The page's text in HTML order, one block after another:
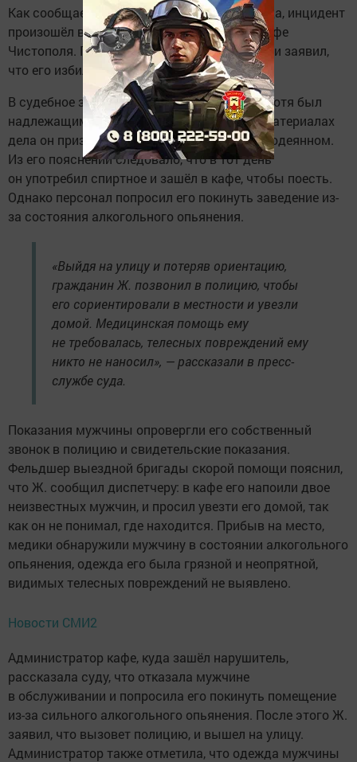
Как сообщает пресс-служба городского суда, инцидент
произошёл вечером 13 марта в одном из кафе
Чистополя. Гражданин Ж. вызвал полицию и заявил,
что его избила охрана заведения.
В судебное заседание мужчина не явился, хотя был
надлежащим образом извещён. Однако в материалах
дела он признал свою вину и раскаялся в содеянном.
Из его пояснений следовало, что в тот день
он употребил спиртное и зашёл в кафе, чтобы поесть.
Однако персонал попросил его покинуть заведение из-
за состояния алкогольного опьянения.
«Выйдя на улицу и потеряв ориентацию,
гражданин Ж. позвонил в полицию, чтобы
его сориентировали в местности и увезли
домой. Медицинская помощь ему
не требовалась, телесных повреждений ему
никто не наносил», — рассказали в пресс-
службе суда.
Показания мужчины опровергли его собственный
звонок в полицию и свидетельские показания.
Фельдшер выездной бригады скорой помощи пояснил,
что Ж. сообщил диспетчеру: в кафе его напоили двое
неизвестных мужчин, и просил увезти его домой, так
как он не понимал, где находится. Прибыв на место,
медики обнаружили мужчину в состоянии алкогольного
опьянения, одежда его была грязной и неопрятной,
видимых телесных повреждений не выявлено.
Новости СМИ2
Администратор кафе, куда зашёл нарушитель,
рассказала суду, что отказала мужчине
в обслуживании и попросила его покинуть помещение
из-за сильного алкогольного опьянения. После этого Ж.
заявил, что вызовет полицию, и вышел на улицу.
Администратор также отметила, что одежда мужчины